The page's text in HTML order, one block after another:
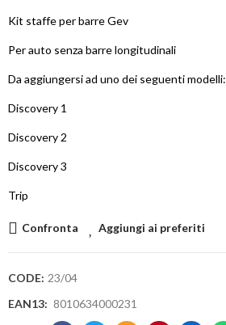
Kit staffe per barre Gev
Per auto senza barre longitudinali
Da aggiungersi ad uno dei seguenti modelli:
Discovery 1
Discovery 2
Discovery 3
Trip
Confronta Aggiungi ai preferiti
CODE: 23/04
EAN13: 8010634000231